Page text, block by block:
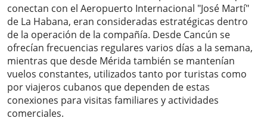
conectan con el Aeropuerto Internacional "José Martí"
de La Habana, eran consideradas estratégicas dentro
de la operación de la compañía. Desde Cancún se
ofrecían frecuencias regulares varios días a la semana,
mientras que desde Mérida también se mantenían
vuelos constantes, utilizados tanto por turistas como
por viajeros cubanos que dependen de estas
conexiones para visitas familiares y actividades
comerciales.